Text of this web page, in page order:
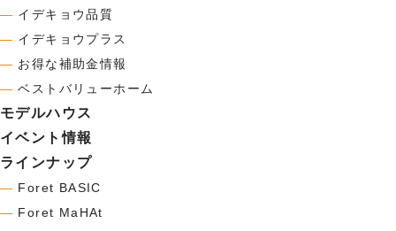
― イデキョウ品質
― イデキョウプラス
― お得な補助金情報
― ベストバリューホーム
モデルハウス
イベント情報
ラインナップ
― Foret BASIC
― Foret MaHAt